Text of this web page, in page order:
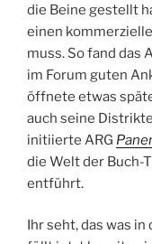
die Beine gestellt
einen
muss. So fand das
im Forum guten
öffnete etwas
auch seine
initiierte ARG
die Welt der Buch-
entführt.
Ihr seht, das was